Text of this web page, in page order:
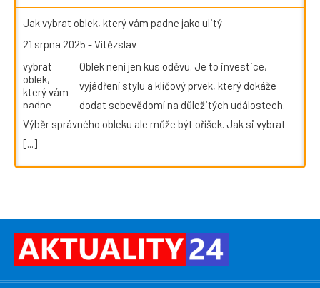
Jak vybrat oblek, který vám padne jako ulitý
21 srpna 2025 -Vítězslav
Oblek není jen kus oděvu. Je to investice,
vyjádření stylu a klíčový prvek, který dokáže
dodat sebevědomí na důležitých událostech.
Výběr správného obleku ale může být oříšek. Jak si vybrat
[...]